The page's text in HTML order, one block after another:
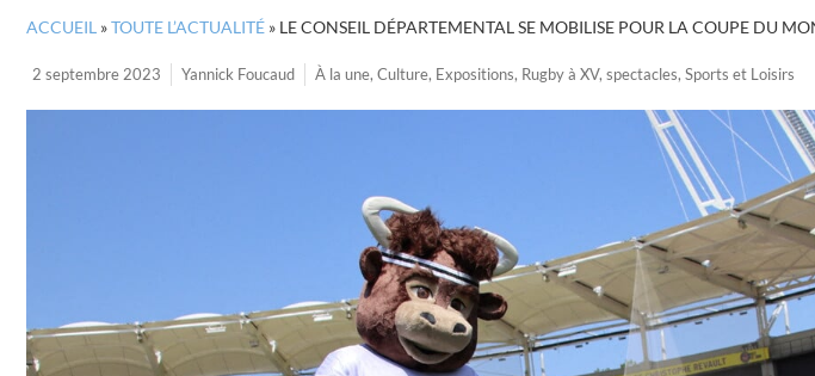
ACCUEIL »TOUTE L’ACTUALITÉ » LE CONSEIL DÉPARTEMENTAL SE MOBILISE POUR LA COUPE DU
2 septembre 2023 Yannick Foucaud À la une, Culture, Expositions, Rugby à XV, spectacles, Sports et Loisirs